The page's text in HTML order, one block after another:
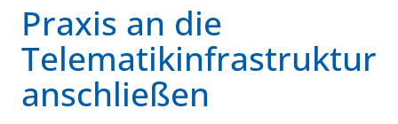
Praxis an die
Telematikinfrastruktur
anschließen